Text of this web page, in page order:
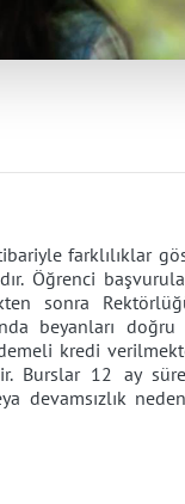
farklılıklar
Öğrenci
sonra
beyanları
kredi
Burslar 12 ay
devamsızlık